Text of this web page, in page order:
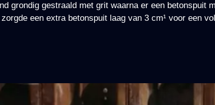
grondig gestraald met grit waarna er een
een extra betonspuit laag van 3 cm¹ voor een